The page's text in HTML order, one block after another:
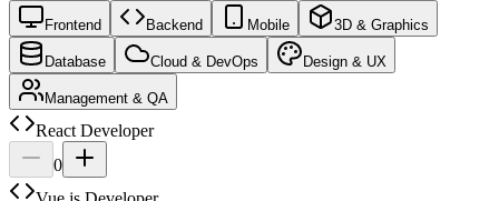
Frontend Backend Mobile 3D & Graphics
Database Cloud & DevOps Design & UX
Management & QA
React Developer
0